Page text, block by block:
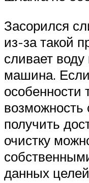
Засорился
из-за такой
сливает
машина.
особенности
возможность
получить
очистку
данных целей